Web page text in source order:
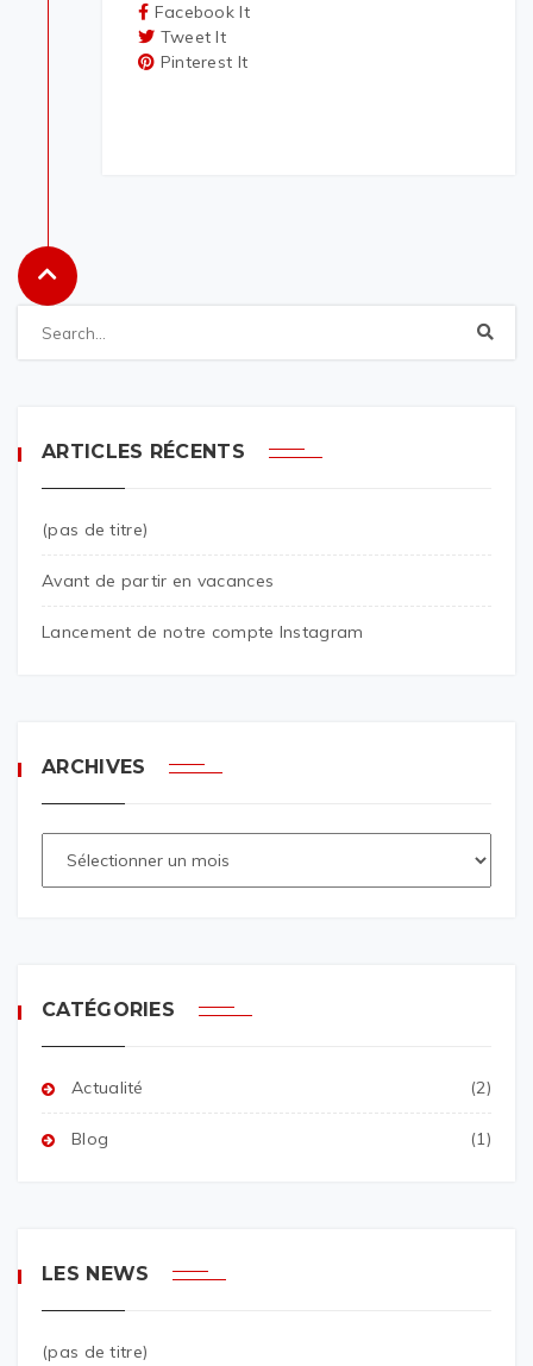
Facebook It
Tweet It
Pinterest It
ARTICLES RÉCENTS
(pas de titre)
Avant de partir en vacances
Lancement de notre compte Instagram
ARCHIVES
CATÉGORIES
Actualité (2)
Blog (1)
LES NEWS
(pas de titre)